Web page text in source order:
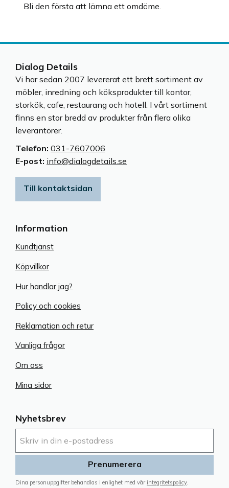
Bli den första att lämna ett omdöme.
Nyhetsbrev
Prenumerera
Dina personuppgifter behandlas i enlighet med vår integritetspolicy.
Information
Kundtjänst
Köpvillkor
Hur handlar jag?
Policy och cookies
Reklamation och retur
Vanliga frågor
Om oss
Mina sidor
Dialog Details
Vi har sedan 2007 levererat ett brett sortiment av
möbler, inredning och köksprodukter till kontor,
storkök, cafe, restaurang och hotell. I vårt sortiment
finns en stor bredd av produkter från flera olika
leverantörer.
Telefon: 031-7607006
E-post: info@dialogdetails.se
Till kontaktsidan